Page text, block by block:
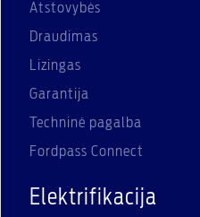
Atstovybės
Draudimas
Lizingas
Garantija
Techninė pagalba
Fordpass Connect
Elektrifikacija